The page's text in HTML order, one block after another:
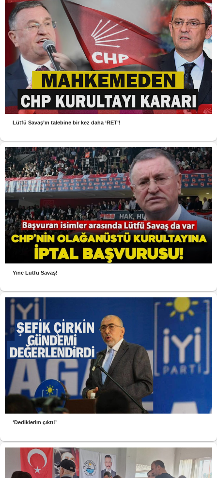
Lütfü Savaş’ın talebine bir kez daha ‘RET’!
Yine Lütfü Savaş!
‘Dediklerim çıktı!’